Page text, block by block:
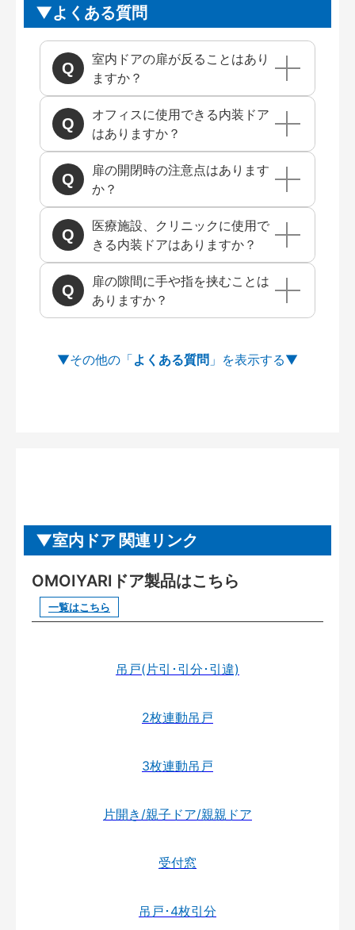
よくある質問
室内ドアの扉が反ることはあり
ますか？
オフィスに使用できる内装ドア
はありますか？
扉の開閉時の注意点はあります
か？
医療施設、クリニックに使用で
きる内装ドアはありますか？
扉の隙間に手や指を挟むことは
ありますか？
よくある質問
室内ドア 関連リンク
OMOIYARIドア製品はこちら
一覧はこちら
吊戸(片引･引分･引違)
2枚連動吊戸
3枚連動吊戸
片開き/親子ドア/親親ドア
受付窓
吊戸･4枚引分